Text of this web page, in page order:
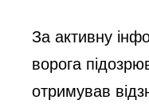
За активну
ворога
отримував